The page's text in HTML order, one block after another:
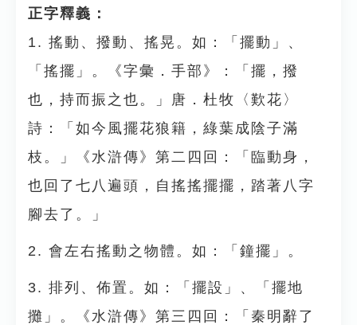
正字釋義：
1. 搖動、撥動、搖晃。如：「擺動」、
「搖擺」。《字彙．手部》：「擺，撥
也，持而振之也。」唐．杜牧〈歎花〉
詩：「如今風擺花狼籍，綠葉成陰子滿
枝。」《水滸傳》第二四回：「臨動身，
也回了七八遍頭，自搖搖擺擺，踏著八字
腳去了。」
2. 會左右搖動之物體。如：「鐘擺」。
3. 排列、佈置。如：「擺設」、「擺地
攤」。《水滸傳》第三四回：「秦明辭了